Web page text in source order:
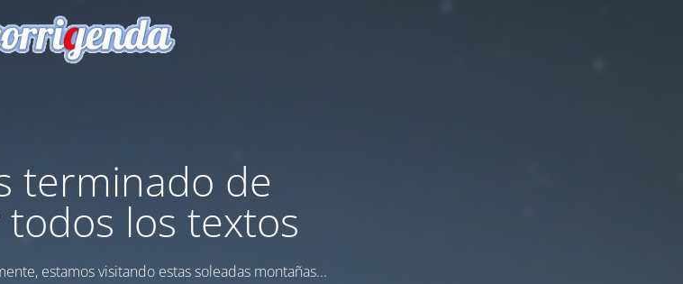
terminado de
los textos
estamos visitando estas soleadas montañas...